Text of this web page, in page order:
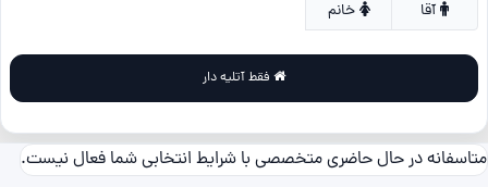
خانم
متاسفانه در حال حاضری متخصصی با شرایط انتخابی شما فعال نیست.